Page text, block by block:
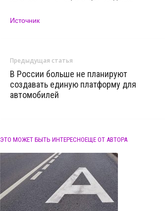
Источник
Предыдущая статья
В России больше не планируют
создавать единую платформу для
автомобилей
ЭТО МОЖЕТ БЫТЬ ИНТЕРЕСНОЕЩЕ ОТ АВТОРА